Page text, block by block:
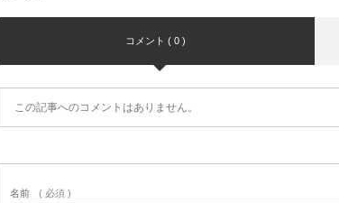
コメント ( 0 )
この記事へのコメントはありません。
名前 ( 必須 )